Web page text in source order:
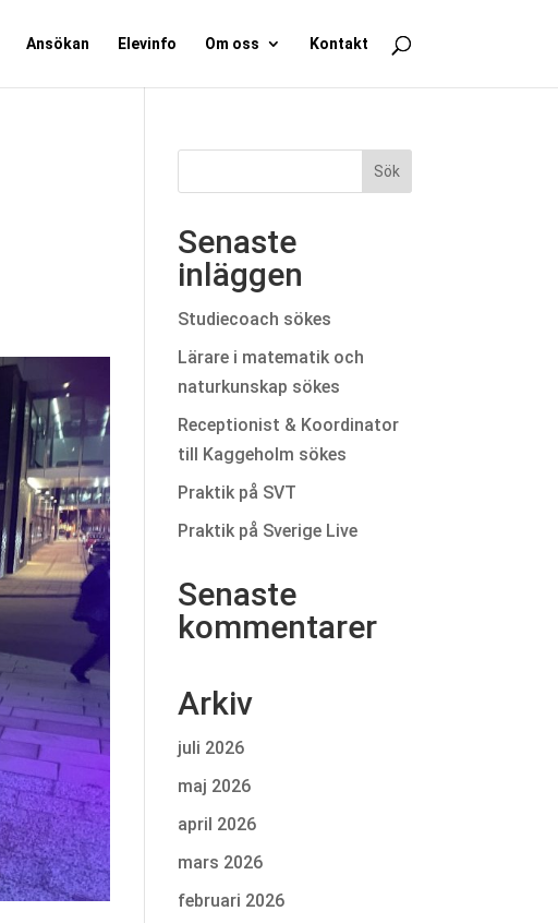
Ansökan Elevinfo Om oss Kontakt
Senaste
inläggen
Studiecoach sökes
Lärare i matematik och
naturkunskap sökes
Receptionist & Koordinator
till Kaggeholm sökes
Praktik på SVT
Praktik på Sverige Live
Senaste
kommentarer
Arkiv
juli 2026
maj 2026
april 2026
mars 2026
februari 2026